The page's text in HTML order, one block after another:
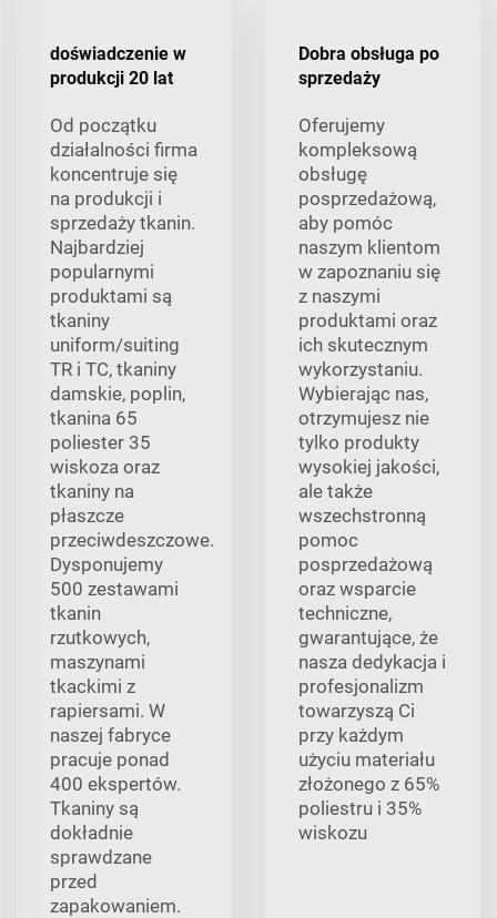
doświadczenie w
produkcji 20 lat
Od początku
działalności firma
koncentruje się
na produkcji i
sprzedaży tkanin.
Najbardziej
popularnymi
produktami są
tkaniny
uniform/suiting
TR i TC, tkaniny
damskie, poplin,
tkanina 65
poliester 35
wiskoza oraz
tkaniny na
płaszcze
przeciwdeszczowe.
Dysponujemy
500 zestawami
tkanin
rzutkowych,
maszynami
tkackimi z
rapiersami. W
naszej fabryce
pracuje ponad
400 ekspertów.
Tkaniny są
dokładnie
sprawdzane
przed
zapakowaniem.
Dobra obsługa po
sprzedaży
Oferujemy
kompleksową
obsługę
posprzedażową,
aby pomóc
naszym klientom
w zapoznaniu się
z naszymi
produktami oraz
ich skutecznym
wykorzystaniu.
Wybierając nas,
otrzymujesz nie
tylko produkty
wysokiej jakości,
ale także
wszechstronną
pomoc
posprzedażową
oraz wsparcie
techniczne,
gwarantujące, że
nasza dedykacja i
profesjonalizm
towarzyszą Ci
przy każdym
użyciu materiału
złożonego z 65%
poliestru i 35%
wiskozu